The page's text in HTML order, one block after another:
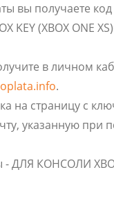
вы получаете
KEY (XBOX ONE
в личном
.
на страницу с
указанную при
ДЛЯ КОНСОЛИ